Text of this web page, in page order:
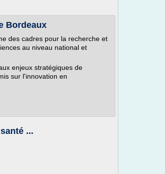
Bordeaux
des cadres pour la recherche et
au niveau national et
enjeux stratégiques de
sur l'innovation en
...